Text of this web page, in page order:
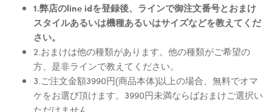
1.弊店のline idを登録後、ラインで御注文番号とおまけ
スタイルあるいは機種あるいはサイズなどを教えてくだ
さい。
2.おまけは他の種類があります。他の種類がご希望の
方、是非ラインで教えてください。
3.ご注文金額3990円(商品本体)以上の場合、無料でオマ
ケをお選び頂けます。3990円未満ならばおまけご選択い